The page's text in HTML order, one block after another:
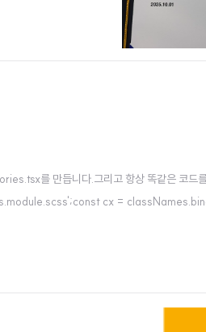
를 만듭니다.그리고 항상 똑같은 코드
cx =